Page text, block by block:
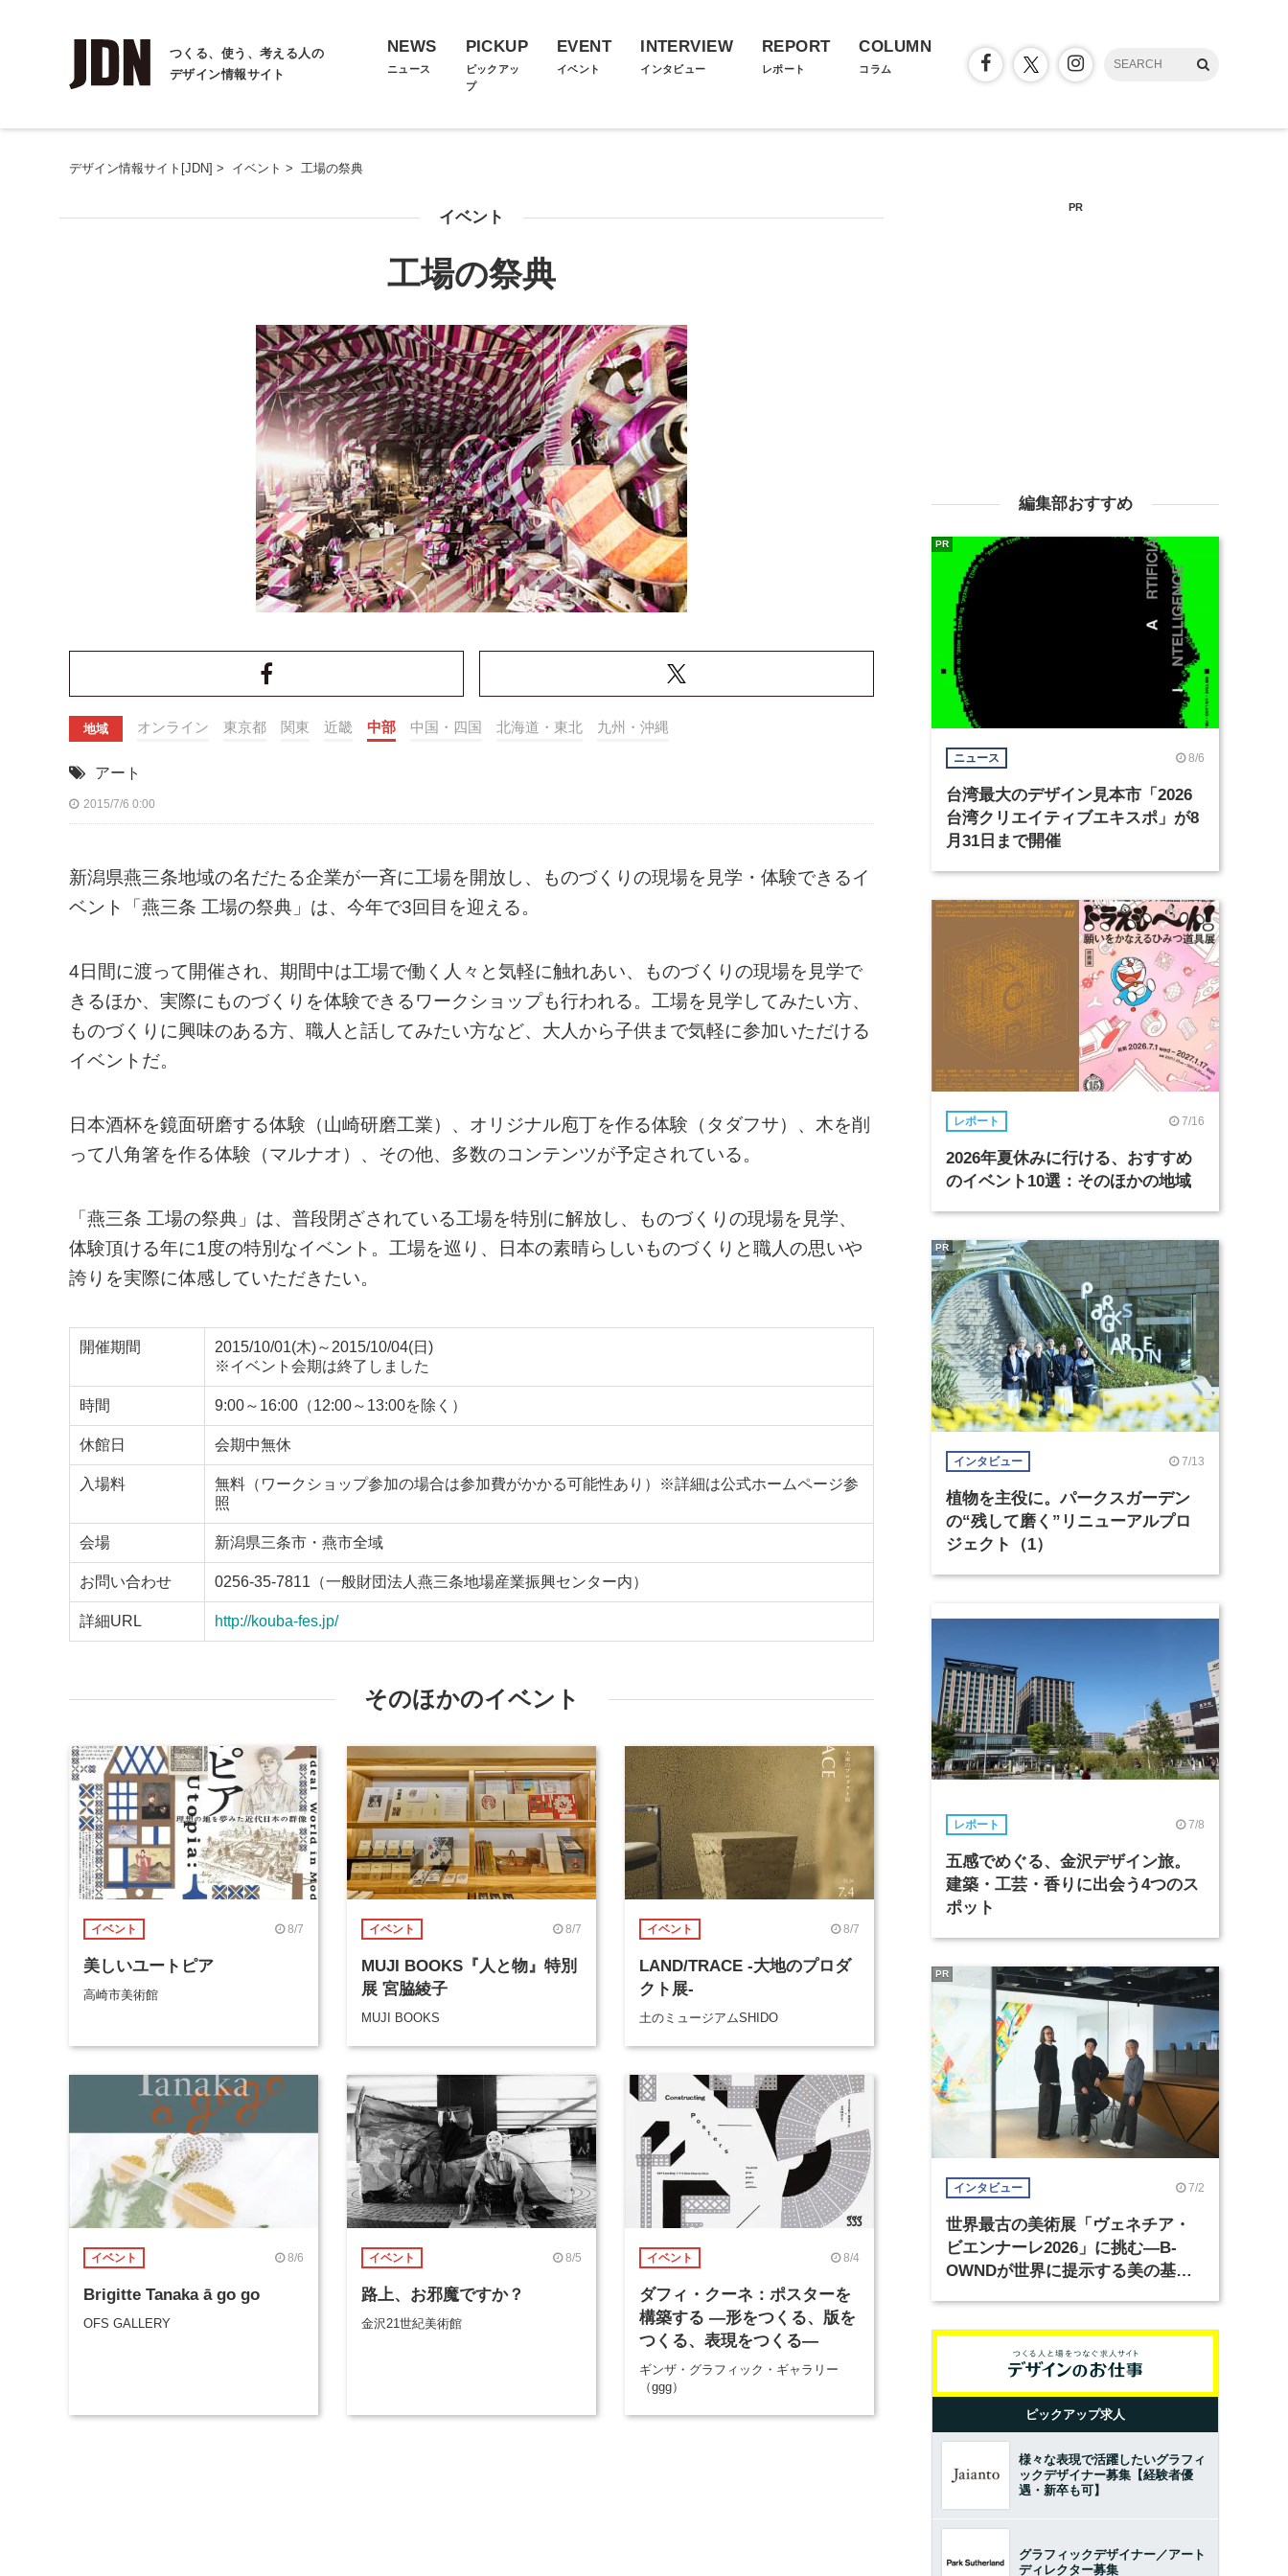
つくる、使う、考える人の
デザイン情報サイト
NEWS
ニュース
PICKUP
ピックアッ
プ
EVENT
イベント
INTERVIEW
インタビュー
REPORT
レポート
COLUMN
コラム
デザイン情報サイト[JDN] > イベント > 工場の祭典
イベント
工場の祭典
地域 オンライン 東京都 関東 近畿 中部 中国・四国 北海道・東北 九州・沖縄
アート
2015/7/6 0:00
新潟県燕三条地域の名だたる企業が一斉に工場を開放し、ものづくりの現場を見学・体験できるイ
ベント「燕三条 工場の祭典」は、今年で3回目を迎える。
4日間に渡って開催され、期間中は工場で働く人々と気軽に触れあい、ものづくりの現場を見学で
きるほか、実際にものづくりを体験できるワークショップも行われる。工場を見学してみたい方、
ものづくりに興味のある方、職人と話してみたい方など、大人から子供まで気軽に参加いただける
イベントだ。
日本酒杯を鏡面研磨する体験（山崎研磨工業）、オリジナル庖丁を作る体験（タダフサ）、木を削
って八角箸を作る体験（マルナオ）、その他、多数のコンテンツが予定されている。
「燕三条 工場の祭典」は、普段閉ざされている工場を特別に解放し、ものづくりの現場を見学、
体験頂ける年に1度の特別なイベント。工場を巡り、日本の素晴らしいものづくりと職人の思いや
誇りを実際に体感していただきたい。
開催期間
2015/10/01(木)～2015/10/04(日)
※イベント会期は終了しました
時間 9:00～16:00（12:00～13:00を除く）
休館日 会期中無休
入場料
無料（ワークショップ参加の場合は参加費がかかる可能性あり）※詳細は公式ホームページ参
照
会場 新潟県三条市・燕市全域
お問い合わせ 0256-35-7811（一般財団法人燕三条地場産業振興センター内）
詳細URL http://kouba-fes.jp/
そのほかのイベント
イベント 8/7
美しいユートピア
高崎市美術館
イベント 8/7
MUJI BOOKS『人と物』特別
展 宮脇綾子
MUJI BOOKS
イベント 8/7
LAND/TRACE -大地のプロダ
クト展-
土のミュージアムSHIDO
イベント 8/6
Brigitte Tanaka ā go go
OFS GALLERY
イベント 8/5
路上、お邪魔ですか？
金沢21世紀美術館
イベント 8/4
ダフィ・クーネ：ポスターを
構築する ―形をつくる、版を
つくる、表現をつくる―
ギンザ・グラフィック・ギャラリー
（ggg）
PR
編集部おすすめ
ニュース 8/6
台湾最大のデザイン見本市「2026
台湾クリエイティブエキスポ」が8
月31日まで開催
PR
レポート 7/16
2026年夏休みに行ける、おすすめ
のイベント10選：そのほかの地域
インタビュー 7/13
植物を主役に。パークスガーデン
の“残して磨く”リニューアルプロ
ジェクト（1）
PR
レポート 7/8
五感でめぐる、金沢デザイン旅。
建築・工芸・香りに出会う4つのス
ポット
インタビュー 7/2
世界最古の美術展「ヴェネチア・
ビエンナーレ2026」に挑む―B-
OWNDが世界に提示する美の基準
PR
ピックアップ求人
様々な表現で活躍したいグラフィ
ックデザイナー募集【経験者優
遇・新卒も可】
グラフィックデザイナー／アート
ディレクター募集